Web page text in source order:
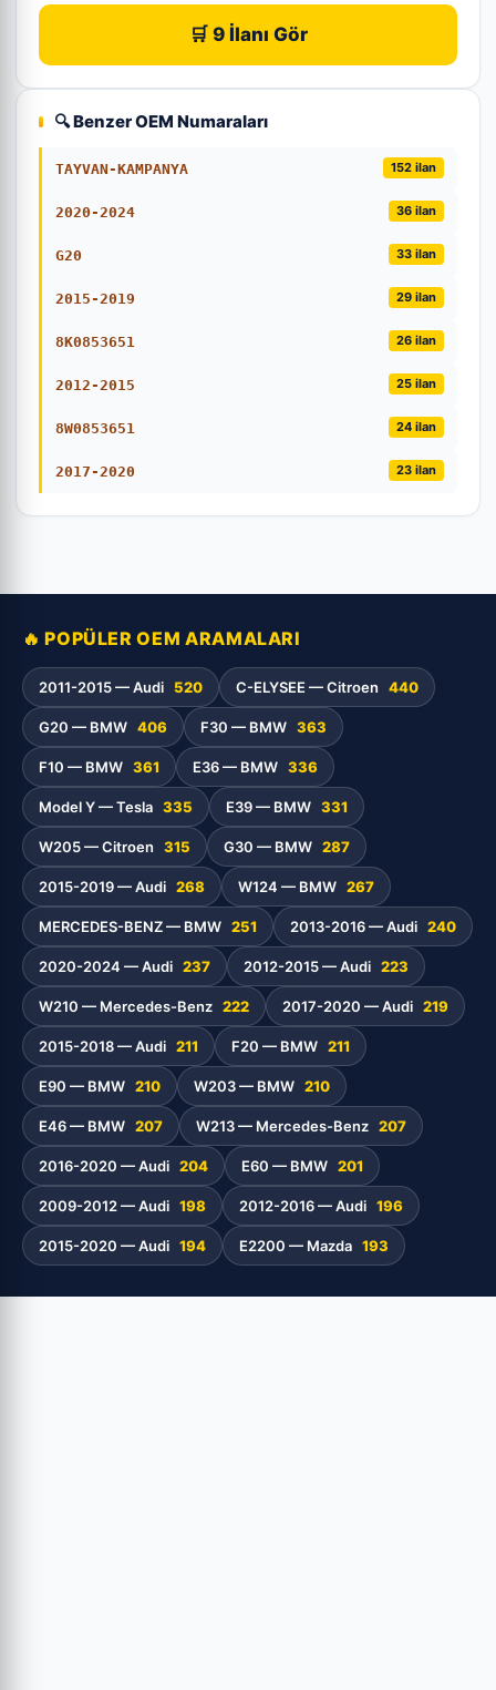
🛒 9 İlanı Gör
🔍 Benzer OEM Numaraları
TAYVAN-KAMPANYA 152 ilan
2020-2024 36 ilan
G20 33 ilan
2015-2019 29 ilan
8K0853651 26 ilan
2012-2015 25 ilan
8W0853651 24 ilan
2017-2020 23 ilan
🔥 POPÜLER OEM ARAMALARI
2011-2015 — Audi 520 C-ELYSEE — Citroen 440
G20 — BMW 406 F30 — BMW 363
F10 — BMW 361 E36 — BMW 336
Model Y — Tesla 335 E39 — BMW 331
W205 — Citroen 315 G30 — BMW 287
2015-2019 — Audi 268 W124 — BMW 267
MERCEDES-BENZ — BMW 251 2013-2016 — Audi 240
2020-2024 — Audi 237 2012-2015 — Audi 223
W210 — Mercedes-Benz 222 2017-2020 — Audi 219
2015-2018 — Audi 211 F20 — BMW 211
E90 — BMW 210 W203 — BMW 210
E46 — BMW 207 W213 — Mercedes-Benz 207
2016-2020 — Audi 204 E60 — BMW 201
2009-2012 — Audi 198 2012-2016 — Audi 196
2015-2020 — Audi 194 E2200 — Mazda 193